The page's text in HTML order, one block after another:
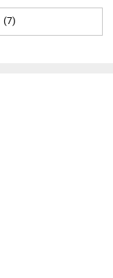
(7)